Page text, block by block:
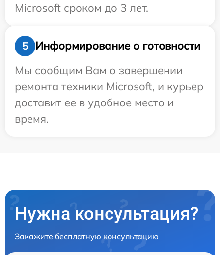
Microsoft сроком до 3 лет.
5
Информирование о готовности
Мы сообщим Вам о завершении
ремонта техники Microsoft, и курьер
доставит ее в удобное место и
время.
Нужна консультация?
Закажите бесплатную консультацию